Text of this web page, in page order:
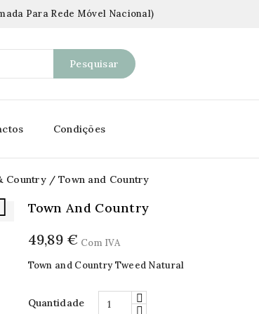
Para Rede Móvel Nacional)
Pesquisar
Condições
Country Town and Country
Town And Country
49,89 € Com IVA
Town and Country Tweed Natural
Quantidade